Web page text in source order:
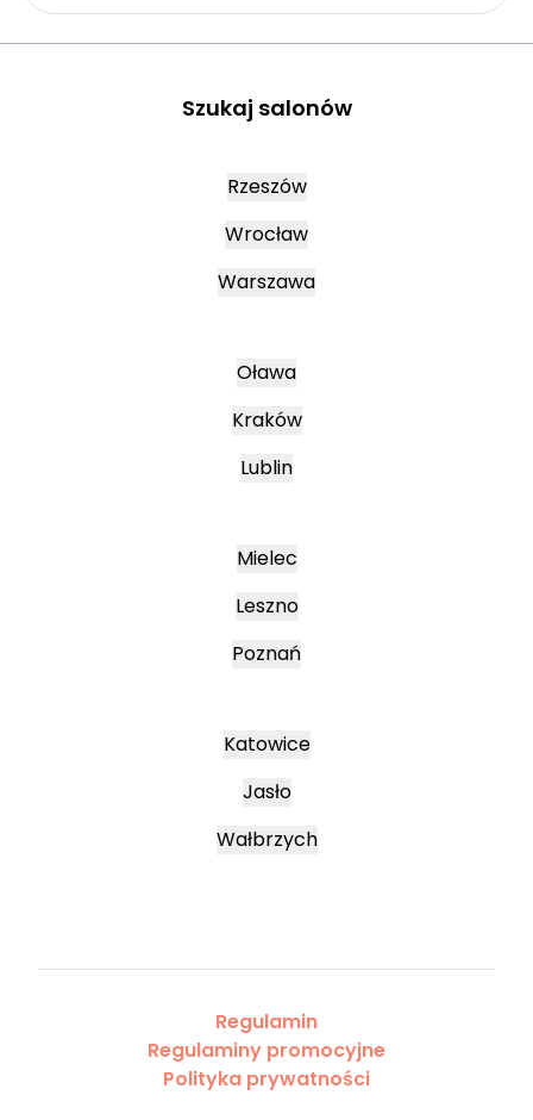
Szukaj salonów
Rzeszów
Wrocław
Warszawa
Oława
Kraków
Lublin
Mielec
Leszno
Poznań
Katowice
Jasło
Wałbrzych
Regulamin
Regulaminy promocyjne
Polityka prywatności